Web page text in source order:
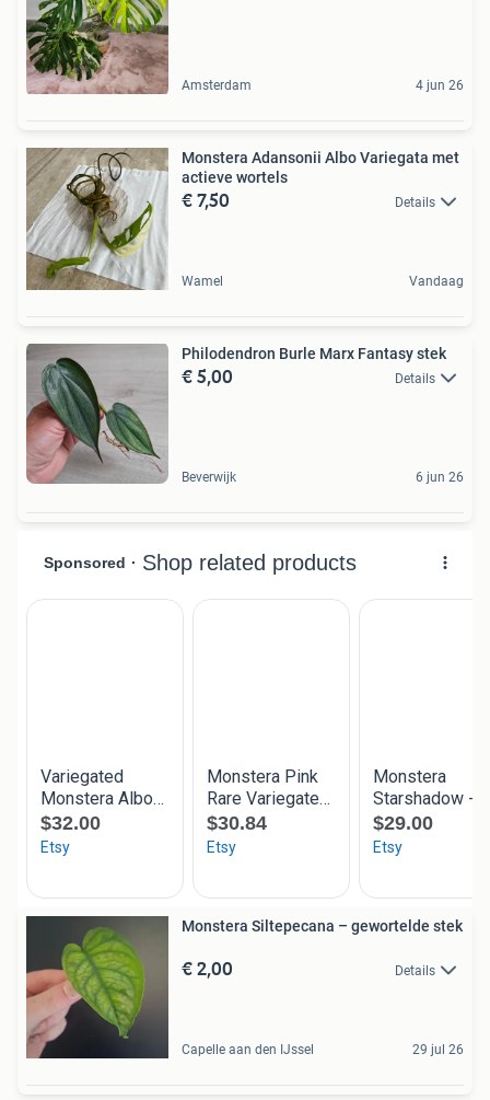
Amsterdam 4 jun 26
Monstera Adansonii Albo Variegata met
actieve wortels
€ 7,50 Details
Wamel Vandaag
Philodendron Burle Marx Fantasy stek
€ 5,00 Details
Beverwijk 6 jun 26
Monstera Siltepecana – gewortelde stek
€ 2,00 Details
Capelle aan den IJssel 29 jul 26